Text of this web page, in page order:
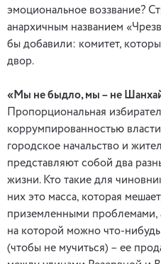
эмоциональное воззвание?
анархичным названием
бы добавили: комитет,
двор.
«Мы не быдло, мы – не
Пропорциональная
коррумпированностью
городское начальство и
представляют собой два
жизни. Кто такие для
них это масса, которая
приземленными проблемами,
на которой можно что-
(чтобы не мучиться) – ее